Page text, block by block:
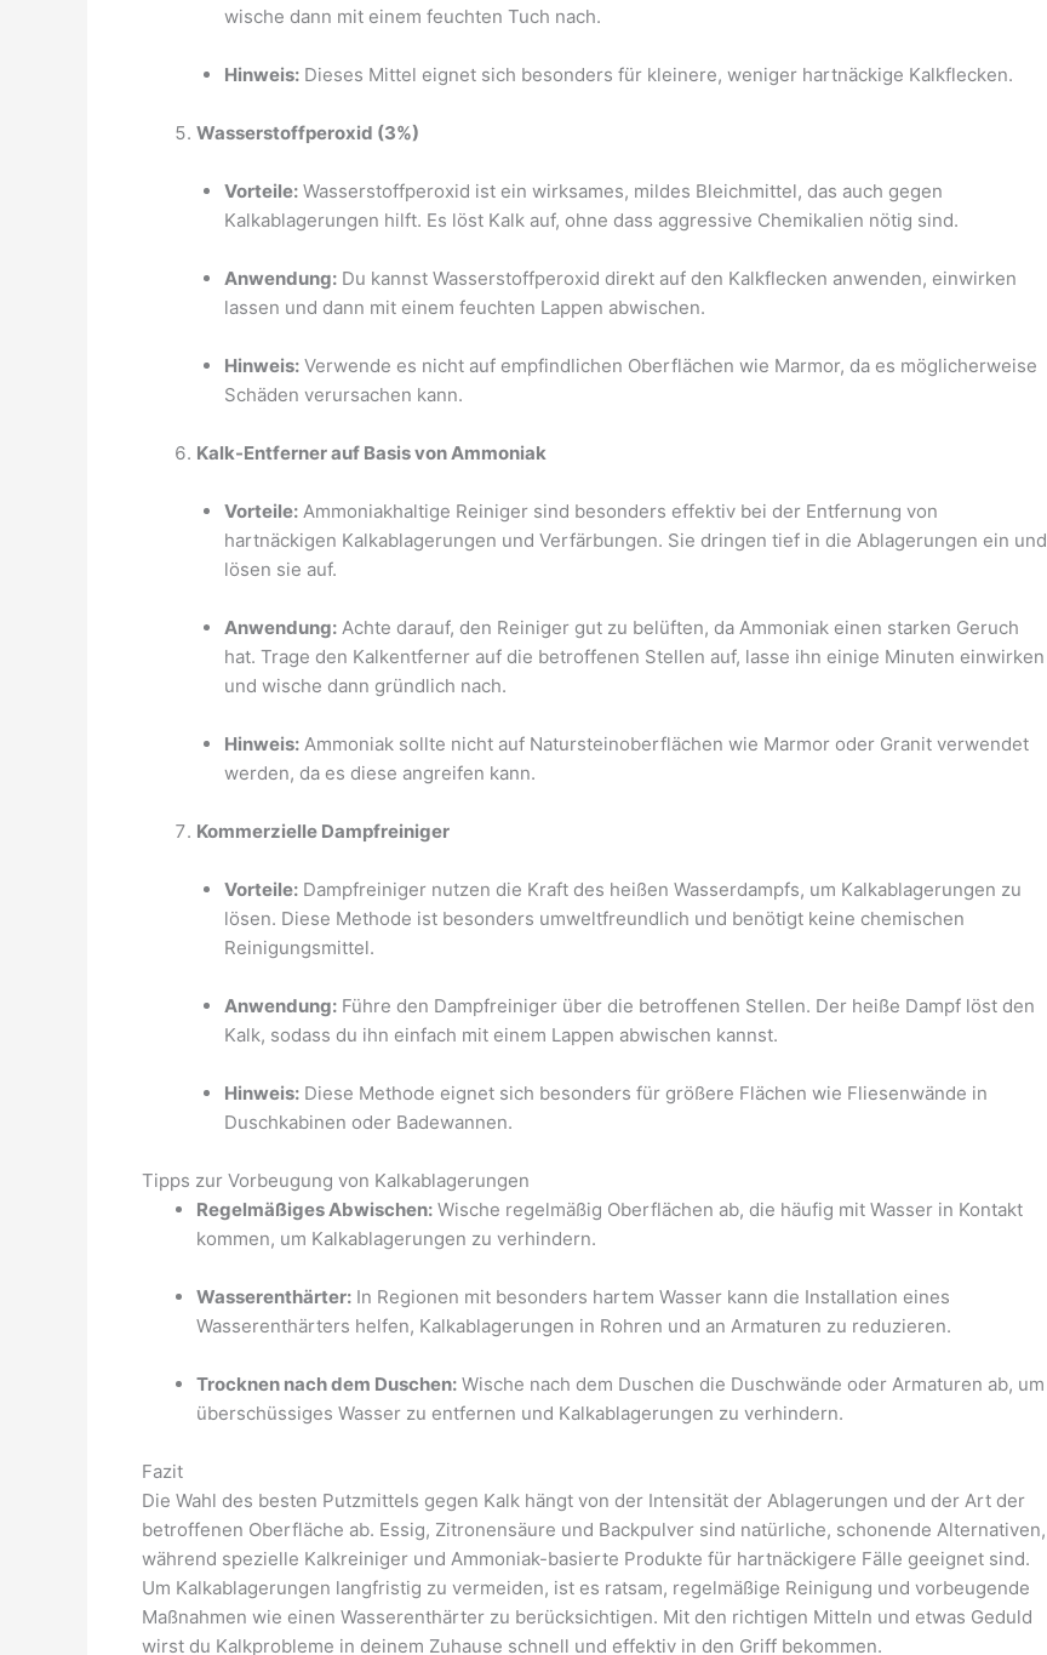
wische dann mit einem feuchten Tuch nach.
Hinweis:Dieses Mittel eignet sich besonders für kleinere, weniger hartnäckige Kalkflecken.
Wasserstoffperoxid (3%)
Vorteile:Wasserstoffperoxid ist ein wirksames, mildes Bleichmittel, das auch gegen
Kalkablagerungen hilft. Es löst Kalk auf, ohne dass aggressive Chemikalien nötig sind.
Anwendung:Du kannst Wasserstoffperoxid direkt auf den Kalkflecken anwenden, einwirken
lassen und dann mit einem feuchten Lappen abwischen.
Hinweis:Verwende es nicht auf empfindlichen Oberflächen wie Marmor, da es möglicherweise
Schäden verursachen kann.
Kalk-Entferner auf Basis von Ammoniak
Vorteile:Ammoniakhaltige Reiniger sind besonders effektiv bei der Entfernung von
hartnäckigen Kalkablagerungen und Verfärbungen. Sie dringen tief in die Ablagerungen ein und
lösen sie auf.
Anwendung:Achte darauf, den Reiniger gut zu belüften, da Ammoniak einen starken Geruch
hat. Trage den Kalkentferner auf die betroffenen Stellen auf, lasse ihn einige Minuten einwirken
und wische dann gründlich nach.
Hinweis:Ammoniak sollte nicht auf Natursteinoberflächen wie Marmor oder Granit verwendet
werden, da es diese angreifen kann.
Kommerzielle Dampfreiniger
Vorteile:Dampfreiniger nutzen die Kraft des heißen Wasserdampfs, um Kalkablagerungen zu
lösen. Diese Methode ist besonders umweltfreundlich und benötigt keine chemischen
Reinigungsmittel.
Anwendung:Führe den Dampfreiniger über die betroffenen Stellen. Der heiße Dampf löst den
Kalk, sodass du ihn einfach mit einem Lappen abwischen kannst.
Hinweis:Diese Methode eignet sich besonders für größere Flächen wie Fliesenwände in
Duschkabinen oder Badewannen.
Tipps zur Vorbeugung von Kalkablagerungen
Regelmäßiges Abwischen: Wische regelmäßig Oberflächen ab, die häufig mit Wasser in Kontakt
kommen, um Kalkablagerungen zu verhindern.
Wasserenthärter: In Regionen mit besonders hartem Wasser kann die Installation eines
Wasserenthärters helfen, Kalkablagerungen in Rohren und an Armaturen zu reduzieren.
Trocknen nach dem Duschen: Wische nach dem Duschen die Duschwände oder Armaturen ab, um
überschüssiges Wasser zu entfernen und Kalkablagerungen zu verhindern.
Fazit
Die Wahl des besten Putzmittels gegen Kalk hängt von der Intensität der Ablagerungen und der Art der
betroffenen Oberfläche ab. Essig, Zitronensäure und Backpulver sind natürliche, schonende Alternativen,
während spezielle Kalkreiniger und Ammoniak-basierte Produkte für hartnäckigere Fälle geeignet sind.
Um Kalkablagerungen langfristig zu vermeiden, ist es ratsam, regelmäßige Reinigung und vorbeugende
Maßnahmen wie einen Wasserenthärter zu berücksichtigen. Mit den richtigen Mitteln und etwas Geduld
wirst du Kalkprobleme in deinem Zuhause schnell und effektiv in den Griff bekommen.